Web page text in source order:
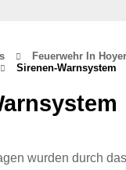
Feuerwehr In
Sirenen-Warnsystem
wurden durch